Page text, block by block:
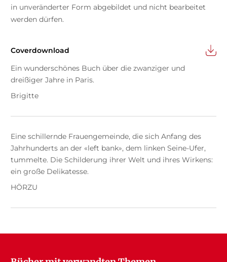
in unveränderter Form abgebildet und nicht bearbeitet
werden dürfen.
Coverdownload
Ein wunderschönes Buch über die zwanziger und
dreißiger Jahre in Paris.
Brigitte
Eine schillernde Frauengemeinde, die sich Anfang des
Jahrhunderts an der «left bank», dem linken Seine-Ufer,
tummelte. Die Schilderung ihrer Welt und ihres Wirkens:
ein große Delikatesse.
HÖRZU